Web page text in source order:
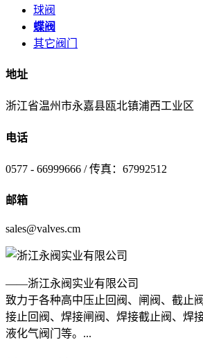
球阀
蝶阀
其它阀门
地址
浙江省温州市永嘉县瓯北镇浦西工业区
电话
0577 - 66999666 / 传真：67992512
邮箱
sales@valves.cm
——浙江永阀实业有限公司
致力于各种高中压止回阀、闸阀、截止
接止回阀、焊接闸阀、焊接截止阀、焊
液化气阀门等。...